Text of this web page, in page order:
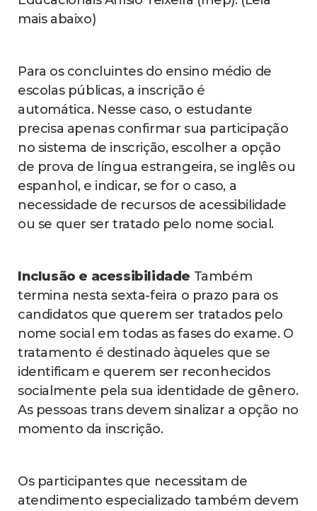
mais abaixo)
Para os concluintes do ensino médio de
escolas públicas, a inscrição é
automática. Nesse caso, o estudante
precisa apenas confirmar sua participação
no sistema de inscrição, escolher a opção
de prova de língua estrangeira, se inglês ou
espanhol, e indicar, se for o caso, a
necessidade de recursos de acessibilidade
ou se quer ser tratado pelo nome social.
Inclusão e acessibilidade Também
termina nesta sexta-feira o prazo para os
candidatos que querem ser tratados pelo
nome social em todas as fases do exame. O
tratamento é destinado àqueles que se
identificam e querem ser reconhecidos
socialmente pela sua identidade de gênero.
As pessoas trans devem sinalizar a opção no
momento da inscrição.
Os participantes que necessitam de
atendimento especializado também devem